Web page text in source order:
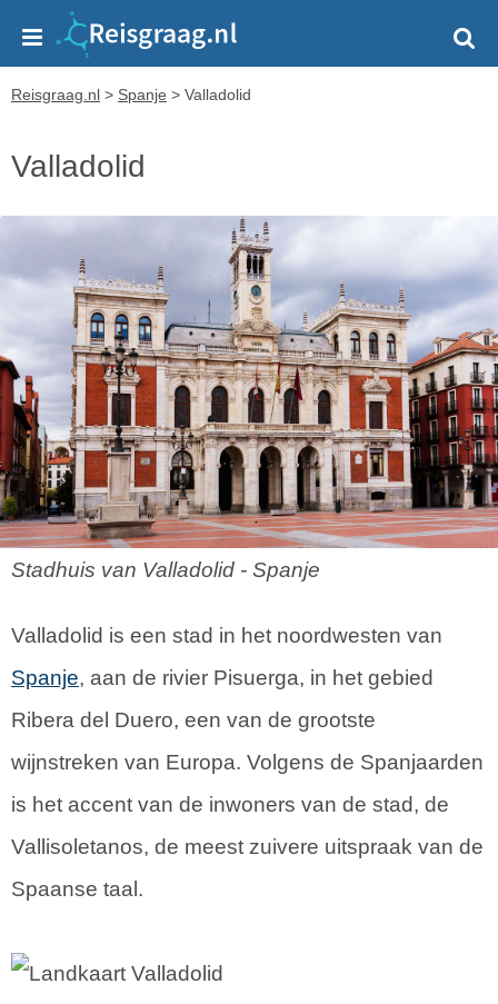
Reisgraag.nl > Spanje > Valladolid
Valladolid
Stadhuis van Valladolid - Spanje
Valladolid is een stad in het noordwesten van
Spanje, aan de rivier Pisuerga, in het gebied
Ribera del Duero, een van de grootste
wijnstreken van Europa. Volgens de Spanjaarden
is het accent van de inwoners van de stad, de
Vallisoletanos, de meest zuivere uitspraak van de
Spaanse taal.